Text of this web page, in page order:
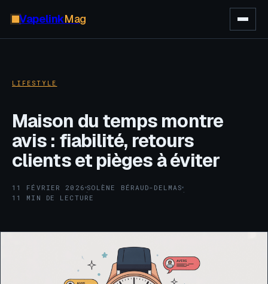
VapelinkMag
LIFESTYLE
Maison du temps montre
avis : fiabilité, retours
clients et pièges à éviter
11 FÉVRIER 2026 ·
SOLÈNE BÉRAUD-DELMAS·
11 MIN DE LECTURE